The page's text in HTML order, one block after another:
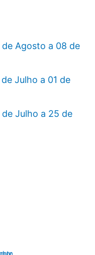
Agosto a 08 de
Julho a 01 de
Julho a 25 de